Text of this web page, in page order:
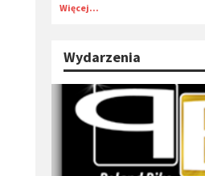
Więcej...
Wydarzenia